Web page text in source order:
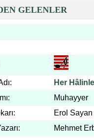
GELENLER
Her
Muhayyer
Erol Sayan
Mehmet